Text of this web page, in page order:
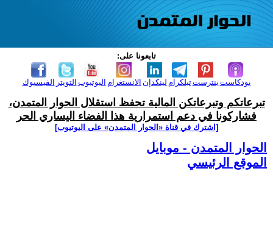
تابعونا على:
الفيسبوك التويتر اليوتيوب الانستغرام لينكدإن تيلكرامبنترست بودكاست
تبرعاتكم وتبرعاتكن المالية تحفظ استقلال الحوار المتمدن،
فشاركونا في دعم استمرارية هذا الفضاء اليساري الحر
[اشترك في قناة ‫«الحوار المتمدن» على اليوتيوب]
الحوار المتمدن - موبايل
الموقع الرئيسي